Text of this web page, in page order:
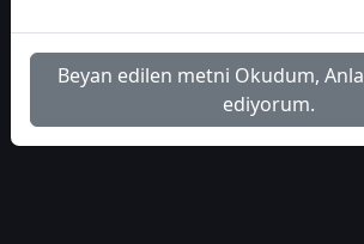
Beyan edilen metni Okudum, Anladım
ediyorum.